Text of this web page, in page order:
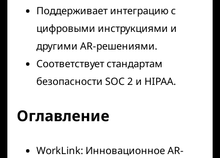
Поддерживает интеграцию с
цифровыми инструкциями и
другими AR-решениями.
Соответствует стандартам
безопасности SOC 2 и HIPAA.
Оглавление
WorkLink: Инновационное AR-